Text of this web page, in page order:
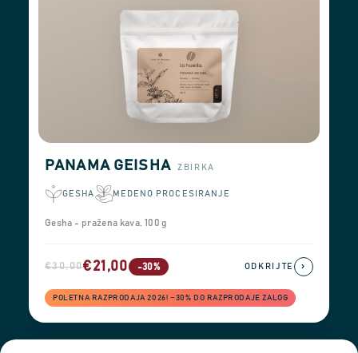
PANAMA GEISHA ZBIRKA
GESHA MEDENO PROCESIRANJE
Gesha - pražena kava, 100 g
€30,00€21,00 -30%
POLETNA RAZPRODAJA 2026! −30% DO RAZPRODAJE ZALOG
ODKRIJTE ›